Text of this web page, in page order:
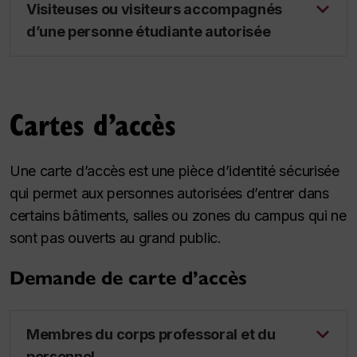
Visiteuses ou visiteurs accompagnés
d’une personne étudiante autorisée
Cartes d’accès
Une carte d’accès est une pièce d’identité sécurisée
qui permet aux personnes autorisées d’entrer dans
certains bâtiments, salles ou zones du campus qui ne
sont pas ouverts au grand public.
Demande de carte d’accès
Membres du corps professoral et du